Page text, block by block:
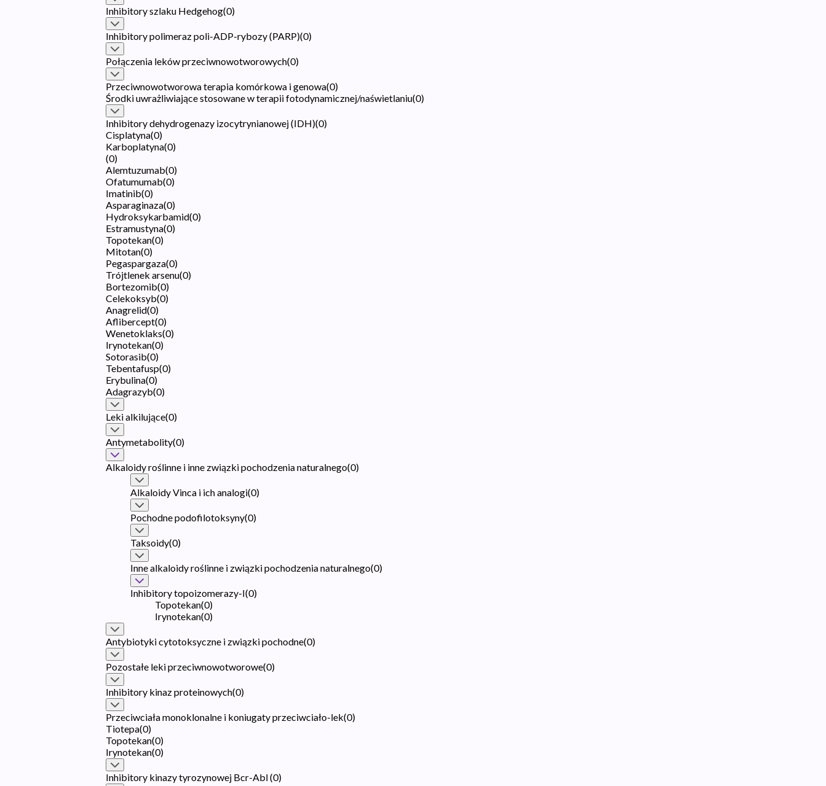
Inhibitory szlaku Hedgehog(0)
Inhibitory polimeraz poli-ADP-rybozy (PARP)(0)
Połączenia leków przeciwnowotworowych(0)
Przeciwnowotworowa terapia komórkowa i genowa(0)
Środki uwrażliwiające stosowane w terapii fotodynamicznej/naświetlaniu(0)
Inhibitory dehydrogenazy izocytrynianowej (IDH)(0)
Cisplatyna(0)
Karboplatyna(0)
(0)
Alemtuzumab(0)
Ofatumumab(0)
Imatinib(0)
Asparaginaza(0)
Hydroksykarbamid(0)
Estramustyna(0)
Topotekan(0)
Mitotan(0)
Pegaspargaza(0)
Trójtlenek arsenu(0)
Bortezomib(0)
Celekoksyb(0)
Anagrelid(0)
Aflibercept(0)
Wenetoklaks(0)
Irynotekan(0)
Sotorasib(0)
Tebentafusp(0)
Erybulina(0)
Adagrazyb(0)
Leki alkilujące(0)
Antymetabolity(0)
Alkaloidy roślinne i inne związki pochodzenia naturalnego(0)
Alkaloidy Vinca i ich analogi(0)
Pochodne podofilotoksyny(0)
Taksoidy(0)
Inne alkaloidy roślinne i związki pochodzenia naturalnego(0)
Inhibitory topoizomerazy-I(0)
Topotekan(0)
Irynotekan(0)
Antybiotyki cytotoksyczne i związki pochodne(0)
Pozostałe leki przeciwnowotworowe(0)
Inhibitory kinaz proteinowych(0)
Przeciwciała monoklonalne i koniugaty przeciwciało-lek(0)
Tiotepa(0)
Topotekan(0)
Irynotekan(0)
Inhibitory kinazy tyrozynowej Bcr-Abl(0)